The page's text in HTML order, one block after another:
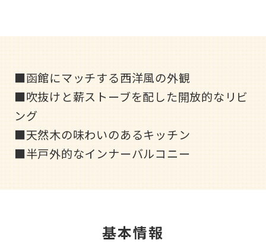
■函館にマッチする西洋風の外観
■吹抜けと薪ストーブを配した開放的なリビ
ング
■天然木の味わいのあるキッチン
■半戸外的なインナーバルコニー
基本情報